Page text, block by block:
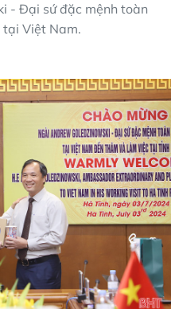
- Đại sứ đặc mệnh toàn
Việt Nam.